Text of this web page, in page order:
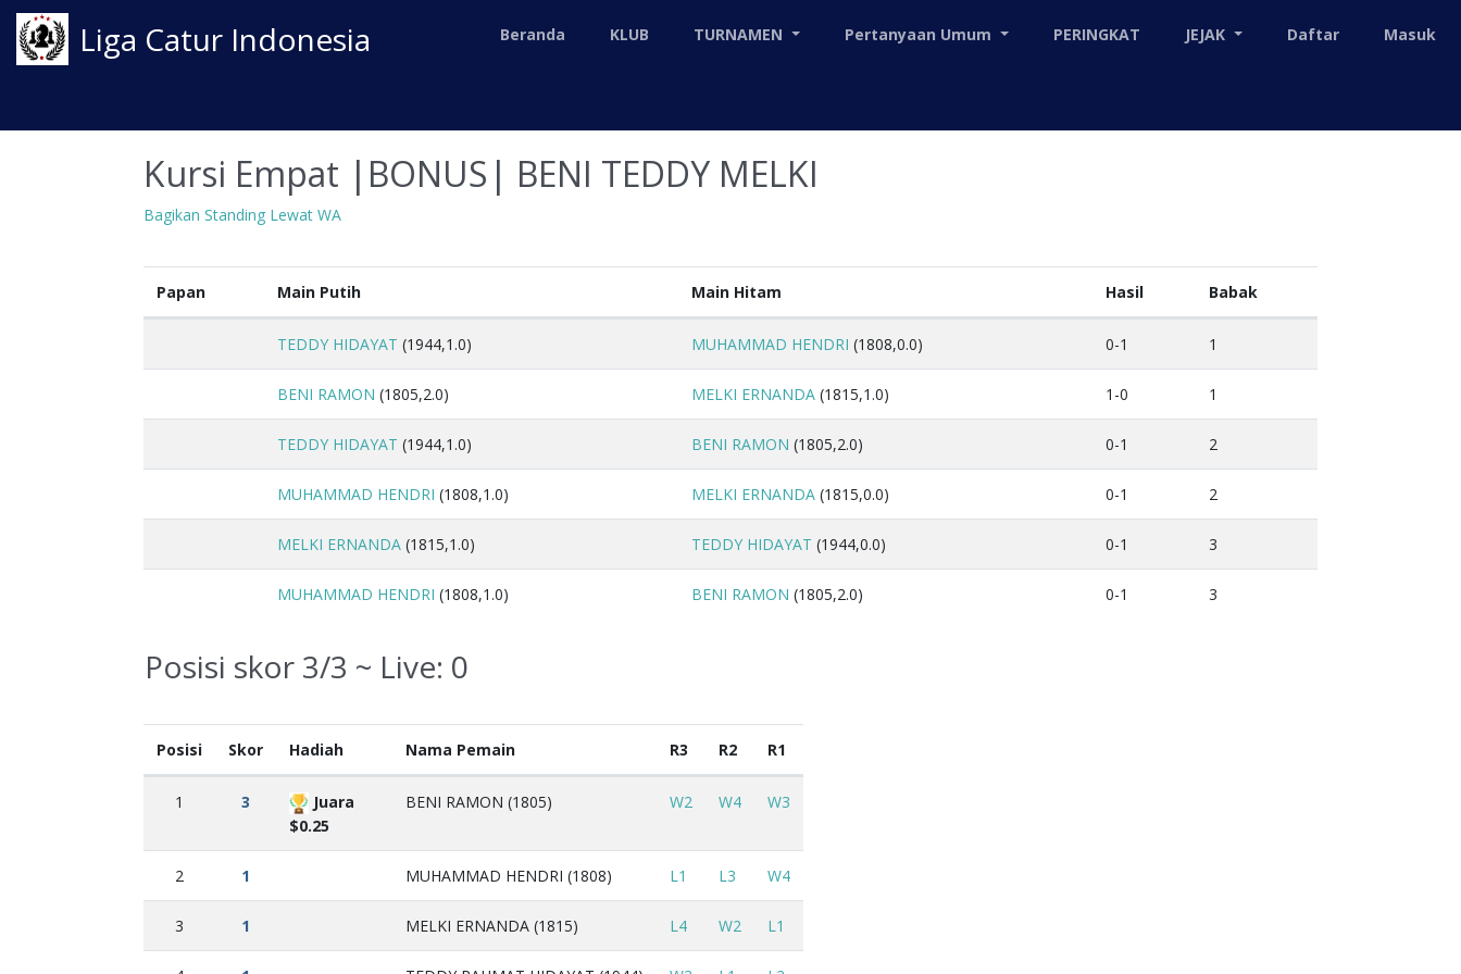
Liga Catur Indonesia Beranda KLUB TURNAMEN Pertanyaan Umum PERINGKAT JEJAK Daftar Masuk
Kursi Empat |BONUS| BENI TEDDY MELKI
Bagikan Standing Lewat WA
Papan Main Putih Main Hitam Hasil Babak
TEDDY HIDAYAT (1944,1.0) MUHAMMAD HENDRI (1808,0.0) 0-1 1
BENI RAMON (1805,2.0) MELKI ERNANDA (1815,1.0) 1-0 1
TEDDY HIDAYAT (1944,1.0) BENI RAMON (1805,2.0) 0-1 2
MUHAMMAD HENDRI (1808,1.0) MELKI ERNANDA (1815,0.0) 0-1 2
MELKI ERNANDA (1815,1.0) TEDDY HIDAYAT (1944,0.0) 0-1 3
MUHAMMAD HENDRI (1808,1.0) BENI RAMON (1805,2.0) 0-1 3
Posisi skor 3/3 ~ Live: 0
Posisi Skor Hadiah Nama Pemain R3 R2 R1
1 3
Juara
$0.25
BENI RAMON (1805) W2 W4 W3
2 1 MUHAMMAD HENDRI (1808) L1 L3 W4
3 1 MELKI ERNANDA (1815) L4 W2 L1